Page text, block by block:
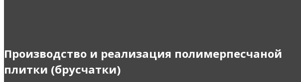
Производство и реализация полимерпесчаной
плитки (брусчатки)